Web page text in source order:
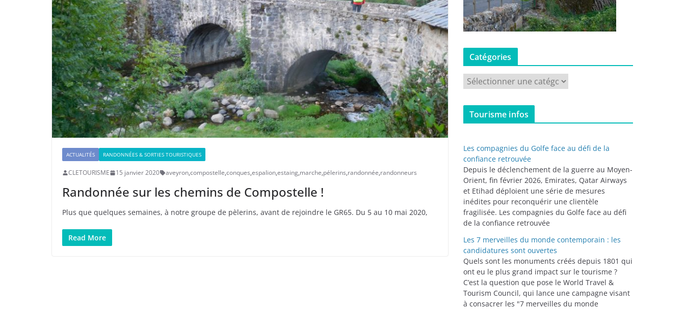
ACTUALITÉS RANDONNÉES & SORTIES TOURISTIQUES
CLETOURISME 15 janvier 2020 aveyron,compostelle,conques,espalion,estaing,marche,pélerins,randonnée,randonneurs
Randonnée sur les chemins de Compostelle !
Plus que quelques semaines, à notre groupe de pèlerins, avant de rejoindre le GR65. Du 5 au 10 mai 2020,
Read More
Catégories
a
t
r
i
e
s
Tourisme infos
Les compagnies du Golfe face au défi de la
confiance retrouvée
Depuis le déclenchement de la guerre au Moyen-
Orient, fin février 2026, Emirates, Qatar Airways
et Etihad déploient une série de mesures
inédites pour reconquérir une clientèle
fragilisée. Les compagnies du Golfe face au défi
de la confiance retrouvée
Les 7 merveilles du monde contemporain : les
candidatures sont ouvertes
Quels sont les monuments créés depuis 1801 qui
ont eu le plus grand impact sur le tourisme ?
C’est la question que pose le World Travel &
Tourism Council, qui lance une campagne visant
à consacrer les "7 merveilles du monde